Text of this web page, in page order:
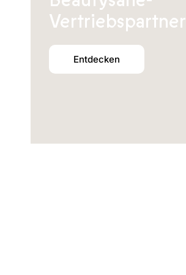
Vertriebspartner
Entdecken